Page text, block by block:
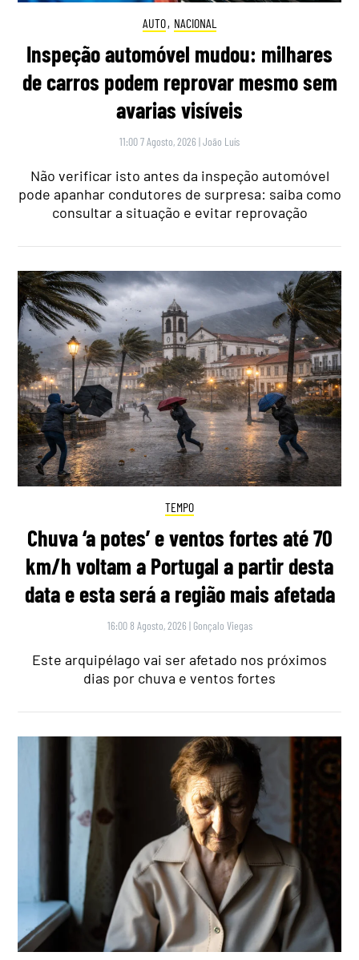
AUTO, NACIONAL
Inspeção automóvel mudou: milhares
de carros podem reprovar mesmo sem
avarias visíveis
11:00 7 Agosto, 2026 |João Luís
Não verificar isto antes da inspeção automóvel
pode apanhar condutores de surpresa: saiba como
consultar a situação e evitar reprovação
TEMPO
Chuva ‘a potes’ e ventos fortes até 70
km/h voltam a Portugal a partir desta
data e esta será a região mais afetada
16:00 8 Agosto, 2026 | Gonçalo Viegas
Este arquipélago vai ser afetado nos próximos
dias por chuva e ventos fortes